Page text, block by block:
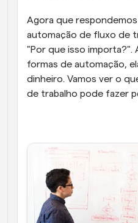
Agora que
automação de fluxo de
"Por que isso importa?".
formas de automação,
dinheiro. Vamos ver o
de trabalho pode fazer